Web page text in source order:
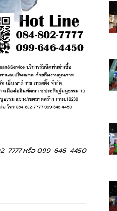
7777 หรือ 099-646-4450